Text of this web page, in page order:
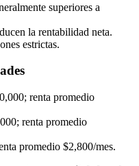
superiores a
la rentabilidad neta.
estrictas.
renta promedio
renta promedio
promedio $2,800/mes.